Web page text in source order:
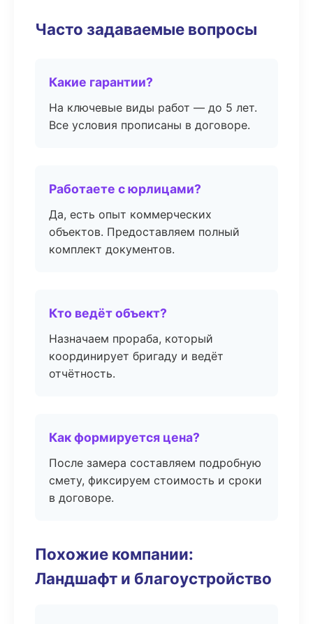
Часто задаваемые вопросы
Какие гарантии?
На ключевые виды работ — до 5 лет.
Все условия прописаны в договоре.
Работаете с юрлицами?
Да, есть опыт коммерческих
объектов. Предоставляем полный
комплект документов.
Кто ведёт объект?
Назначаем прораба, который
координирует бригаду и ведёт
отчётность.
Как формируется цена?
После замера составляем подробную
смету, фиксируем стоимость и сроки
в договоре.
Похожие компании:
Ландшафт и благоустройство